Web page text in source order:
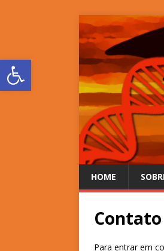
Abrir a barra de
HOME
Contato
Para entrar em